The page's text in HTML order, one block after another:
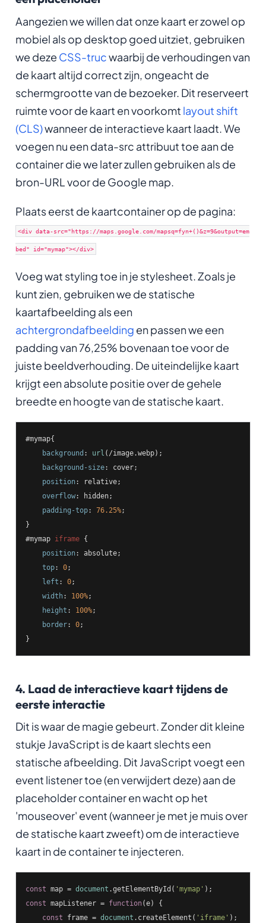
Aangezien we willen dat onze kaart er zowel op
mobiel als op desktop goed uitziet, gebruiken
we deze CSS-trucwaarbij de verhoudingen van
de kaart altijd correct zijn, ongeacht de
schermgrootte van de bezoeker. Dit reserveert
ruimte voor de kaart en voorkomt layout shift
(CLS)wanneer de interactieve kaart laadt. We
voegen nu een data-src attribuut toe aan de
container die we later zullen gebruiken als de
bron-URL voor de Google map.
Plaats eerst de kaartcontainer op de pagina:
<div data-src="https://maps.google.com/mapsq=fyn+()&z=9&output=em
bed" id="mymap"></div>
Voeg wat styling toe in je stylesheet. Zoals je
kunt zien, gebruiken we de statische
kaartafbeelding als een
achtergrondafbeelding en passen we een
padding van 76,25% bovenaan toe voor de
juiste beeldverhouding. De uiteindelijke kaart
krijgt een absolute positie over de gehele
breedte en hoogte van de statische kaart.
#mymap{
background : url (/image.webp);
background-size: cover;
position: relative;
overflow: hidden;
padding-top: 76.25%;
#mymap
iframe {
position: absolute;
top: 0;
left : 0;
width: 100%;
height : 100%;
border: 0;
4. Laad de interactieve kaart tijdens de
eerste interactie
Dit is waar de magie gebeurt. Zonder dit kleine
stukje JavaScript is de kaart slechts een
statische afbeelding. Dit JavaScript voegt een
event listener toe (en verwijdert deze) aan de
placeholder container en wacht op het
'mouseover' event (wanneer je met je muis over
de statische kaart zweeft) om de interactieve
kaart in de container te injecteren.
const map = document .getElementById( 'mymap'
const mapListener = function(e)
{
const frame = document .createElement( 'iframe' );